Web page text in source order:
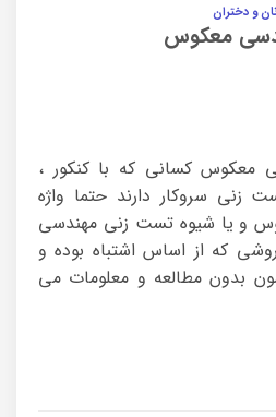
و دختران
معکوس
کسانی که با کنکور ،
سروکار دارند حتما واژه
و یا شیوه تست زنی مهندسی
که از اساس اشتباه بوده و
بدون مطالعه و معلومات می